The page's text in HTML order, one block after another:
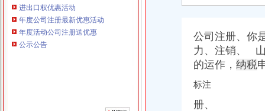
进出口权优惠活动
年度公司注册最新优惠活动
年度活动公司注册送优惠
公示公告
重庆鸽牌电线电缆有限公司 渝北10010万 (进出口权)
重庆宝鹰汽车销售有限公司
公司注册、你
力、注销、
的运作， 纳税
标注
册、